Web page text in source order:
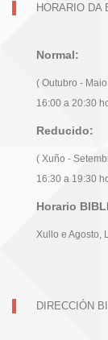
HORARIO DA
Normal:
( Outubro -
16:00 a 20:30
Reducido:
( Xuño -
16:30 a 19:30
Horario
Xullo e Agosto,
DIRECCIÓN